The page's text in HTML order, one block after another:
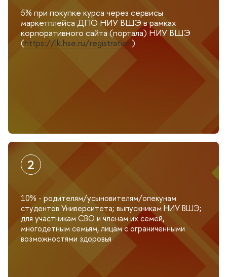
5% при покупке курса через сервисы
маркетплейса ДПО НИУ ВШЭ в рамках
корпоративного сайта (портала) НИУ ВШЭ
(https://lk.hse.ru/registration)
10% - родителям/усыновителям/опекунам
студентов Университета; выпускникам НИУ ВШЭ;
для участникам СВО и членам их семей,
многодетным семьям, лицам с ограниченными
озможностями здоровья